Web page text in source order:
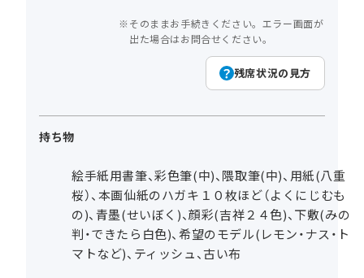
そのままお手続きください。エラー画面が
出た場合はお問合せください。
残席状況の見方
持ち物
絵手紙用書筆、彩色筆(中)、隈取筆(中)、用紙(八重
桜）、本画仙紙のハガキ１０枚ほど（よくにじむも
の)、青墨(せいぼく)、顔彩(吉祥２４色)、下敷(みの
判・できたら白色)、希望のモデル(レモン・ナス・ト
マトなど)、ティッシュ、古い布